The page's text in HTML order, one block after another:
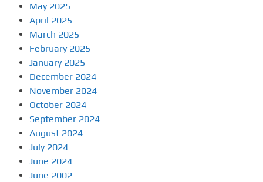
May 2025
April 2025
March 2025
February 2025
January 2025
December 2024
November 2024
October 2024
September 2024
August 2024
July 2024
June 2024
June 2002